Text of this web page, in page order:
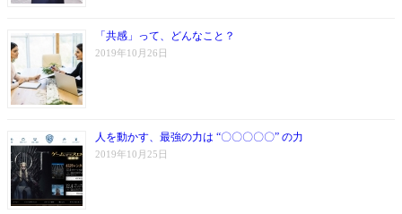
「共感」って、どんなこと？
2019年10月26日
人を動かす、最強の力は “〇〇〇〇〇” の力
2019年10月25日